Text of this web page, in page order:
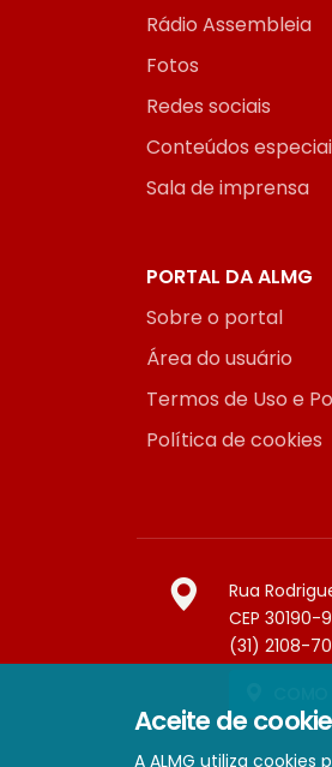
Aceite de
A ALMG utiliza
Rádio Assembleia
Fotos
Redes sociais
Conteúdos
Sala de imprensa
PORTAL DA ALMG
Sobre o portal
Área do usuário
Termos de Uso e
Política de cookies
Rua
CEP 30190-
(31) 2108-